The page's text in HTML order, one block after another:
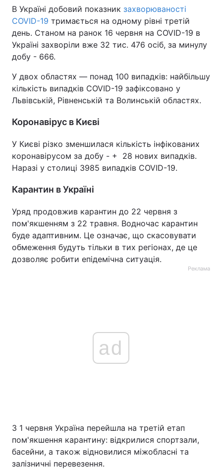
Тема оформлення
В Україні добовий показник захворюваності
COVID-19 тримається на одному рівні третій
день. Станом на ранок 16 червня на COVID-19 в
Україні захворіли вже 32 тис. 476 осіб, за минулу
добу - 666.
У двох областях — понад 100 випадків: найбільшу
кількість випадків COVID-19 зафіксовано у
Львівській, Рівненській та Волинській областях.
Коронавірус в Києві
У Києві різко зменшилася кількість інфікованих
коронавірусом за добу - + 28 нових випадків.
Наразі у столиці 3985 випадків COVID-19.
Карантин в Україні
Уряд продовжив карантин до 22 червня з
пом'якшенням з 22 травня. Водночас карантин
буде адаптивним. Це означає, що скасовувати
обмеження будуть тільки в тих регіонах, де це
дозволяє робити епідемічна ситуація.
Реклама
ad
З 1 червня Україна перейшла на третій етап
пом'якшення карантину: відкрилися спортзали,
басейни, а також відновилися міжобласні та
залізничні перевезення.